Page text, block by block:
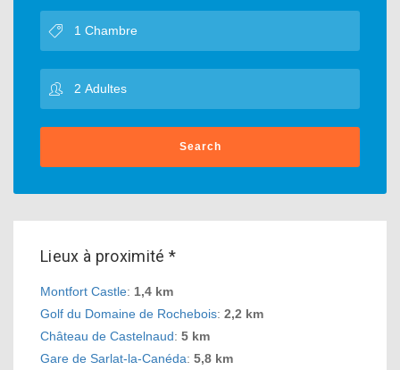
Search
Lieux à proximité *
Montfort Castle: 1,4 km
Golf du Domaine de Rochebois: 2,2 km
Château de Castelnaud: 5 km
Gare de Sarlat-la-Canéda: 5,8 km